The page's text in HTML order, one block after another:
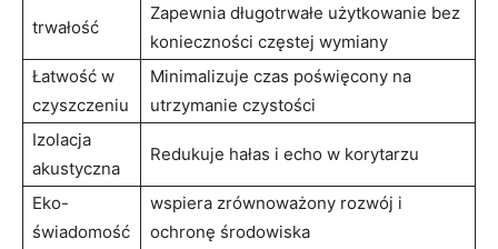
trwałość
Zapewnia długotrwałe użytkowanie bez
konieczności częstej wymiany
Łatwość w
czyszczeniu
Minimalizuje czas poświęcony na
utrzymanie czystości
Izolacja
akustyczna
Redukuje hałas i echo w korytarzu
Eko-
świadomość
wspiera zrównoważony rozwój i
ochronę środowiska